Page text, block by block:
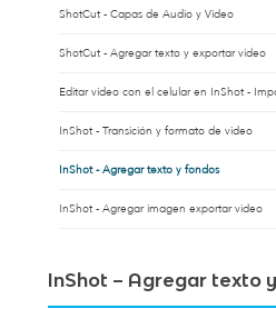
ShotCut - Capas de Audio y Video
ShotCut - Agregar texto y exportar video
Editar video con el celular en InShot -
InShot - Transición y formato de video
InShot - Agregar texto y fondos
InShot - Agregar imagen exportar video
InShot – Agregar texto